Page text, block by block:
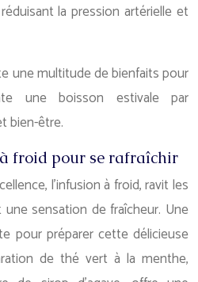
la pression artérielle et
une multitude de bienfaits pour
une boisson estivale par
bien-être.
à froid pour se rafraîchir
l’infusion à froid, ravit les
sensation de fraîcheur. Une
pour préparer cette délicieuse
de thé vert à la menthe,